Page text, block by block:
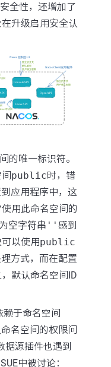
全性，还增加了
升级启用安全认
的唯一标识符。
public时，错
应用程序中，这
用此命名空间的
空字符串'' 感到
以使用public
方式，而在配置
默认命名空间ID
于命名空间
名空间的权限问
据源插件也遇到
中被讨论：